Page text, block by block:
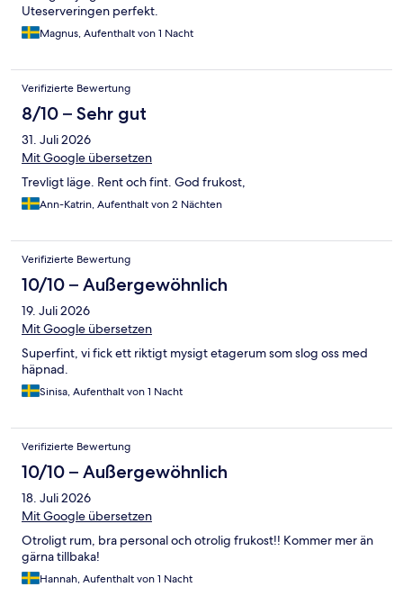
Uteserveringen perfekt.
Magnus, Aufenthalt von 1 Nacht
Verifizierte Bewertung
8/10 – Sehr gut
31. Juli 2026
Mit Google übersetzen
Trevligt läge. Rent och fint. God frukost,
Ann-Katrin, Aufenthalt von 2 Nächten
Verifizierte Bewertung
10/10 – Außergewöhnlich
19. Juli 2026
Mit Google übersetzen
Superfint, vi fick ett riktigt mysigt etagerum som slog oss med
häpnad.
Sinisa, Aufenthalt von 1 Nacht
Verifizierte Bewertung
10/10 – Außergewöhnlich
18. Juli 2026
Mit Google übersetzen
Otroligt rum, bra personal och otrolig frukost!! Kommer mer än
gärna tillbaka!
Hannah, Aufenthalt von 1 Nacht